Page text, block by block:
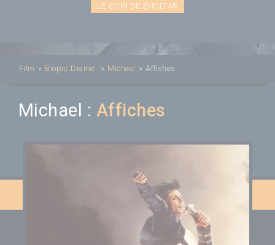
LE COIN DE ZHOLTAR
Film » Biopic Drame » Michael » Affiches
Michael : Affiches